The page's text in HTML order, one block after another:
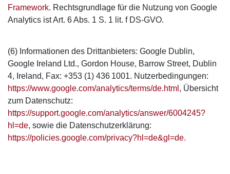
Framework. Rechtsgrundlage für die Nutzung von Google
Analytics ist Art. 6 Abs. 1 S. 1 lit. f DS-GVO.
(6) Informationen des Drittanbieters: Google Dublin,
Google Ireland Ltd., Gordon House, Barrow Street, Dublin
4, Ireland, Fax: +353 (1) 436 1001. Nutzerbedingungen:
https://www.google.com/analytics/terms/de.html , Übersicht
zum Datenschutz:
https://support.google.com/analytics/answer/6004245?
hl=de, sowie die Datenschutzerklärung:
https://policies.google.com/privacy?hl=de&gl=de.